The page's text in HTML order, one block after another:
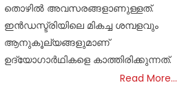
തൊഴില്‍ അവസരങ്ങളാണുള്ളത്.
ഇന്‍ഡസ്ട്രിയിലെ മികച്ച ശമ്പളവും
ആനുകൂല്യങ്ങളുമാണ്
ഉദ്യോഗാര്‍ഥികളെ കാത്തിരിക്കുന്നത്.
Read More…